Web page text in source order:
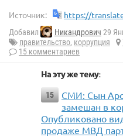
Источник: https://
Добавил Никандрович 29
правительство, коррупция
15 комментариев
На эту же тему:
15
СМИ: Сын
замешан в
Опубликовано
продаже МВД